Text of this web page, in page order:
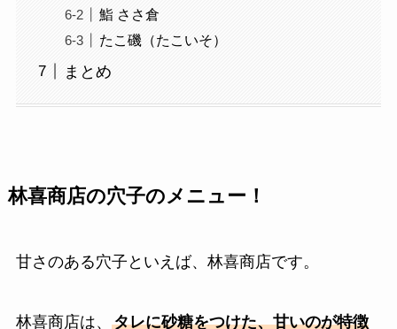
鮨 ささ倉
たこ磯（たこいそ）
まとめ
林喜商店の穴子のメニュー！
甘さのある穴子といえば、林喜商店です。
林喜商店は、 タレに砂糖をつけた、甘いのが特徴